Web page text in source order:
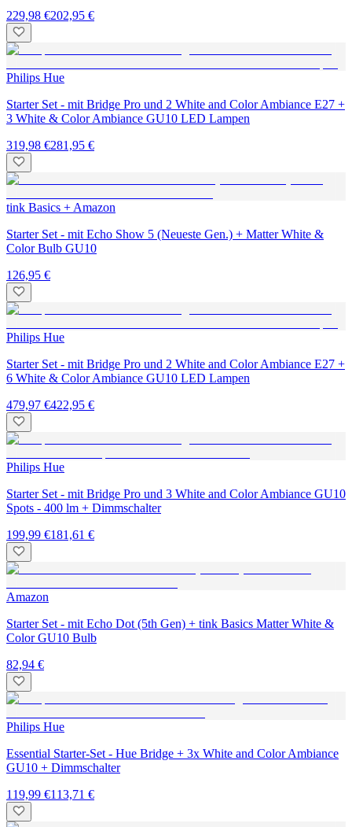
229,98 €202,95 €
Philips Hue
Starter Set - mit Bridge Pro und 2 White and Color Ambiance E27 +
3 White & Color Ambiance GU10 LED Lampen
319,98 €281,95 €
tink Basics + Amazon
Starter Set - mit Echo Show 5 (Neueste Gen.) + Matter White &
Color Bulb GU10
126,95 €
Philips Hue
Starter Set - mit Bridge Pro und 2 White and Color Ambiance E27 +
6 White & Color Ambiance GU10 LED Lampen
479,97 €422,95 €
Philips Hue
Starter Set - mit Bridge Pro und 3 White and Color Ambiance GU10
Spots - 400 lm + Dimmschalter
199,99 €181,61 €
Amazon
Starter Set - mit Echo Dot (5th Gen) + tink Basics Matter White &
Color GU10 Bulb
82,94 €
Philips Hue
Essential Starter-Set - Hue Bridge + 3x White and Color Ambiance
GU10 + Dimmschalter
119,99 €113,71 €